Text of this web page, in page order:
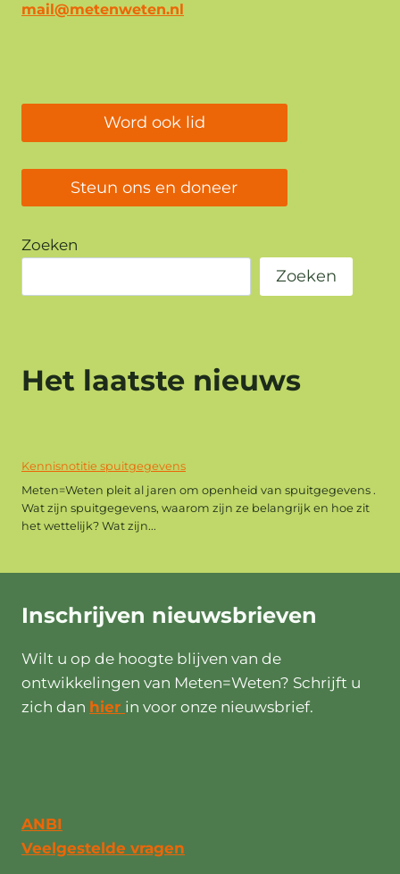
mail@metenweten.nl
Word ook lid
Steun ons en doneer
Zoeken
Zoeken
Het laatste nieuws
Kennisnotitie spuitgegevens
Meten=Weten pleit al jaren om openheid van spuitgegevens .
Wat zijn spuitgegevens, waarom zijn ze belangrijk en hoe zit
het wettelijk? Wat zijn...
Inschrijven nieuwsbrieven
Wilt u op de hoogte blijven van de
ontwikkelingen van Meten=Weten? Schrijft u
zich dan hier in voor onze nieuwsbrief.
ANBI
Veelgestelde vragen